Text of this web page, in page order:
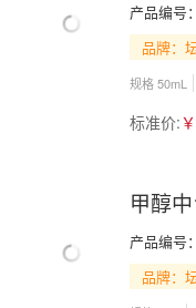
产品编号：
品牌：
规格 50mL
标准价: ￥
甲醇
产品编号：
品牌：